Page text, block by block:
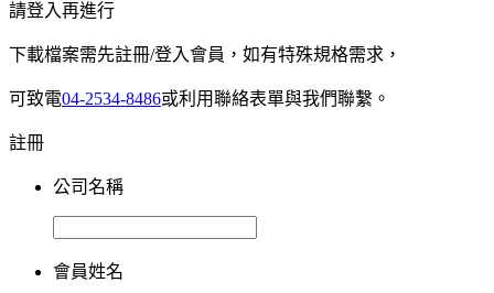
請登入再進行
下載檔案需先註冊/登入會員，如有特殊規格需求，
可致電04-2534-8486或利用聯絡表單與我們聯繫。
註冊
公司名稱
會員姓名